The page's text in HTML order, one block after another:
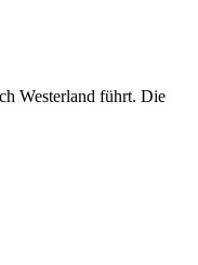
Westerland führt. Die